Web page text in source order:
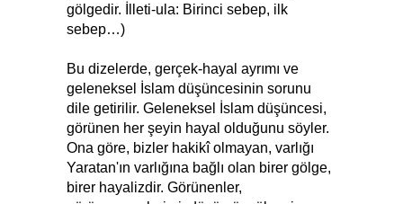
gölgedir. İlleti-ula: Birinci sebep, ilk
sebep…)
Bu dizelerde, gerçek-hayal ayrımı ve
geleneksel İslam düşüncesinin sorunu
dile getirilir. Geleneksel İslam düşüncesi,
görünen her şeyin hayal olduğunu söyler.
Ona göre, bizler hakikî olmayan, varlığı
Yaratan'ın varlığına bağlı olan birer gölge,
birer hayalizdir. Görünenler,